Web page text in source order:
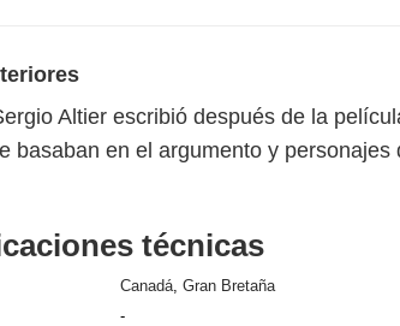
Altier escribió después de la
basaban en el argumento y personajes
técnicas
Canadá, Gran Bretaña
-